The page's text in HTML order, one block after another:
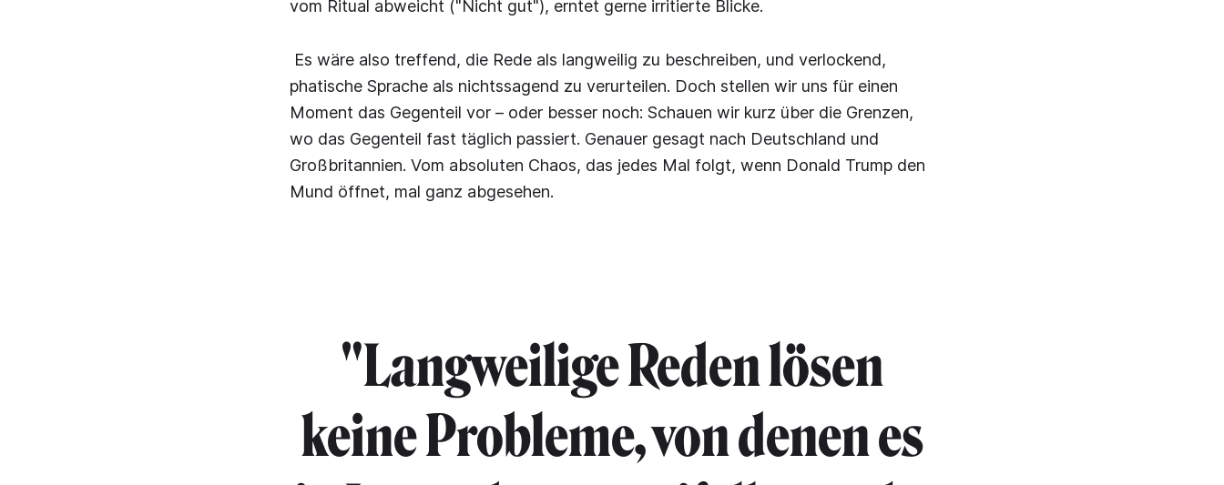
vom Ritual abweicht ("Nicht gut"), erntet gerne irritierte Blicke.
Es wäre also treffend, die Rede als langweilig zu beschreiben, und verlockend,
phatische Sprache als nichtssagend zu verurteilen. Doch stellen wir uns für einen
Moment das Gegenteil vor – oder besser noch: Schauen wir kurz über die Grenzen,
wo das Gegenteil fast täglich passiert. Genauer gesagt nach Deutschland und
Großbritannien. Vom absoluten Chaos, das jedes Mal folgt, wenn Donald Trump den
Mund öffnet, mal ganz abgesehen.
"Langweilige Reden lösen
keine Probleme, von denen es